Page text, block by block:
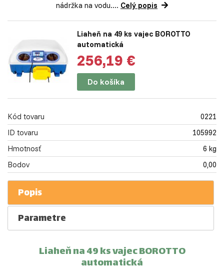
nádržka na vodu.... Celý popis
Liaheň na 49 ks vajec BOROTTO
automatická
256,19 €
Do košíka
Kód tovaru
0221
ID tovaru
105992
Hmotnosť
6 kg
Bodov
0,00
Popis
Parametre
Liaheň na 49 ks vajec BOROTTO
automatická